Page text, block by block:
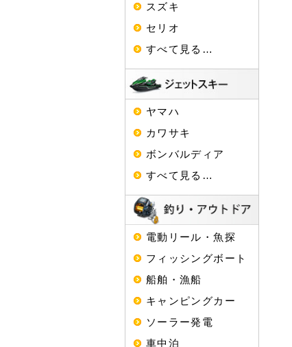
スズキ
セリオ
すべて見る…
ヤマハ
カワサキ
ボンバルディア
すべて見る…
電動リール・魚探
フィッシングボート
船舶・漁船
キャンピングカー
ソーラー発電
車中泊